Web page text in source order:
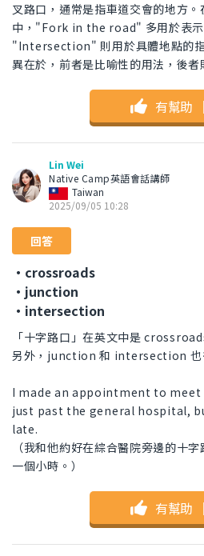
叉路口，通常是指車道交會的地方
中，"Fork in the road" 多用於表示
"Intersection" 則用於具體地點的
異在於，前者是比喻性的用法，後者
有幫助 ｜
Lin Wei
Native Camp英語會話講師
Taiwan
2025/09/05 10:28
回答
・crossroads
・junction
・intersection
「十字路口」在英文中是
另外，junction 和 intersection 也
I made an appointment to
just past the general hospital,
late.
（我和他約好在綜合醫院旁邊的十
一個小時。）
有幫助 ｜